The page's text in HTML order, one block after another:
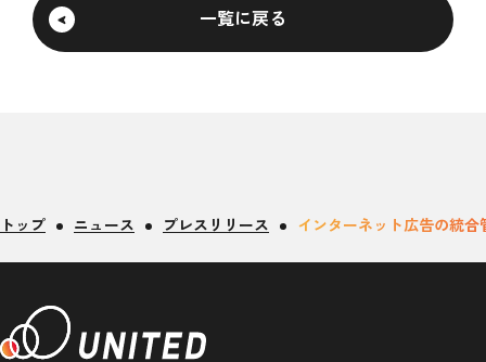
一覧に戻る
トップ ニュース プレスリリース インターネット広告の統